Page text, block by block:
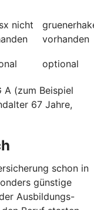
nicht
vorhanden
optional
A (zum Beispiel
67 Jahre,
schon in
günstige
Ausbildungs-